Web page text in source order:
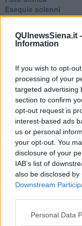
QUInewsSiena.it -
Information
If you wish to opt-
processing of your
targeted advertising
section to confirm
opt-out request is
interest-based ads
us or personal
your opt-out. You
disclosure of your
IAB’s list of
also be disclosed
Downstream
Personal Data
Esequie solenni
Nostalgia del sangue
Non avere e non
Armiamoci e... avviatevi
Schizzi di fango
Sor-riso amaro
Fine anno al
La festa di
Natale 2024
Re e regnanti
A noi interessa il
Come rubare allo
Una performance
Il compagno
​Io (allo specchio)
Tramonto
Passato, presente,
La virtù del non fare
Il giorno dei saldi
L'ultimo post